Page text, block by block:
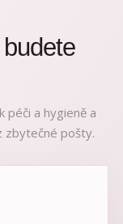
péči a hygieně a
zbytečné pošty.